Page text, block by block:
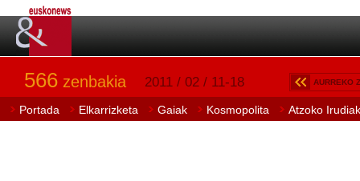
566 zenbakia 2011 / 02 / 11-18 AURREKO
Portada Elkarrizketa Gaiak Kosmopolita Atzoko Irudiak